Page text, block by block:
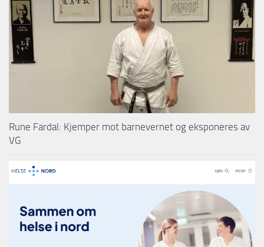
Rune Fardal: Kjemper mot barnevernet og eksponeres av
VG